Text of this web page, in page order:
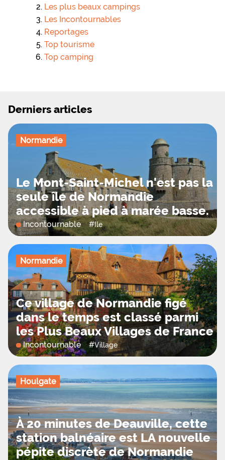
Les plus beaux campings
Les Incontournables
Reportages
Top tourisme
Top camping
Derniers articles
Normandie
Le Mont-Saint-Michel n'est pas la
seule île de Normandie
accessible à pied à marée basse.
Incontournable #Ile
Normandie
Ce village de Normandie figé
dans le temps est classé parmi
les Plus Beaux Villages de France
Incontournable #Village
Houlgate
À 20 minutes de Deauville, cette
station balnéaire est LA nouvelle
pépite discrète de Normandie